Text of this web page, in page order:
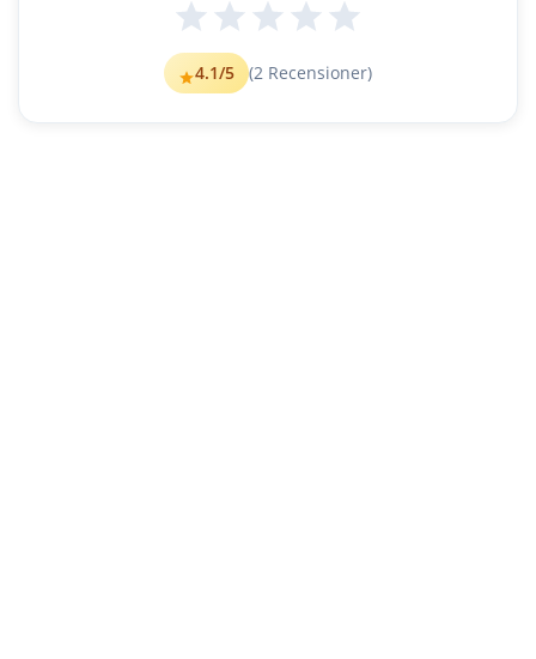
4.1/5 (2 Recensioner)